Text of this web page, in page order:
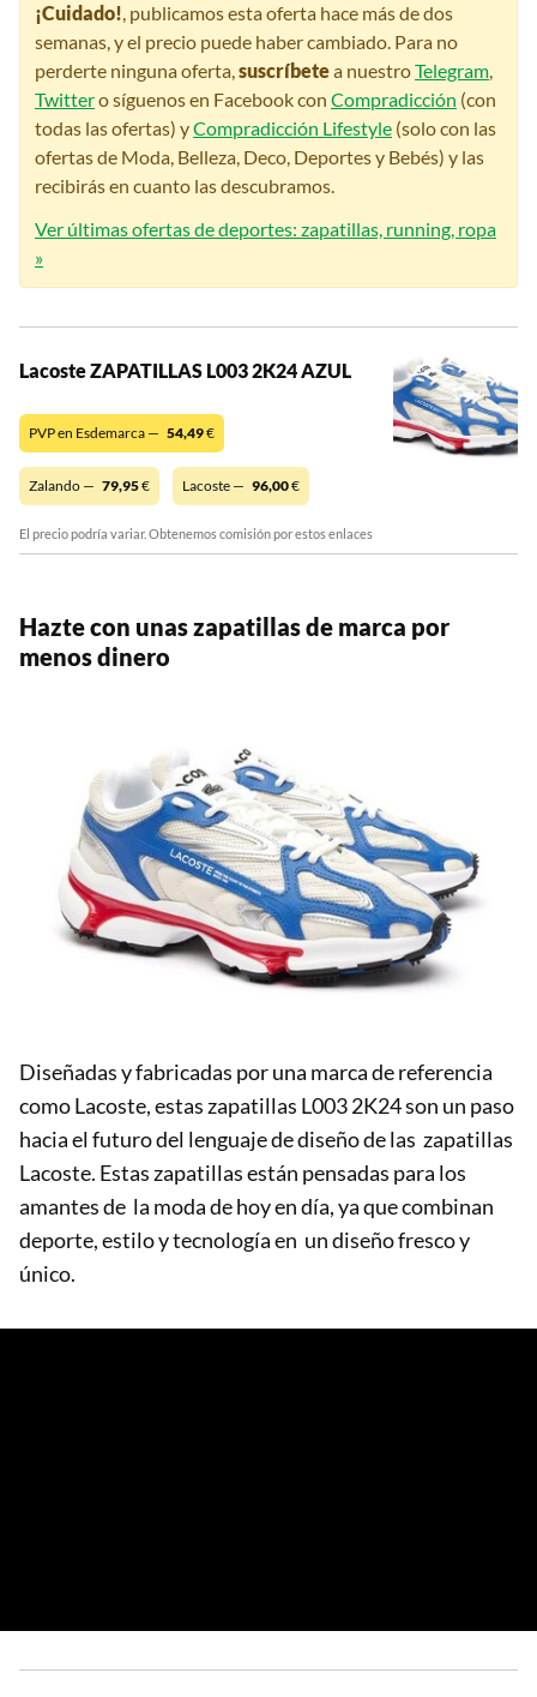
¡Cuidado!, publicamos esta oferta hace más de dos
semanas, y el precio puede haber cambiado. Para no
perderte ninguna oferta,suscríbetea nuestroTelegram,
Twittero síguenos en Facebook con Compradicción (con
todas las ofertas) yCompradicción Lifestyle (solo con las
ofertas de Moda, Belleza, Deco, Deportes y Bebés) y las
recibirás en cuanto las descubramos.
Ver últimas ofertas de deportes: zapatillas, running, ropa
»
Lacoste ZAPATILLAS L003 2K24 AZUL
PVP en Esdemarca — 54,49€
Zalando — 79,95€ Lacoste — 96,00€
El precio podría variar. Obtenemos comisión por estos enlaces
Hazte con unas zapatillas de marca por
menos dinero
Diseñadas y fabricadas por una marca de referencia
como Lacoste, estas zapatillas L003 2K24 son un paso
hacia el futuro del lenguaje de diseño de las zapatillas
Lacoste. Estas zapatillas están pensadas para los
amantes de la moda de hoy en día, ya que combinan
deporte, estilo y tecnología en un diseño fresco y
único.